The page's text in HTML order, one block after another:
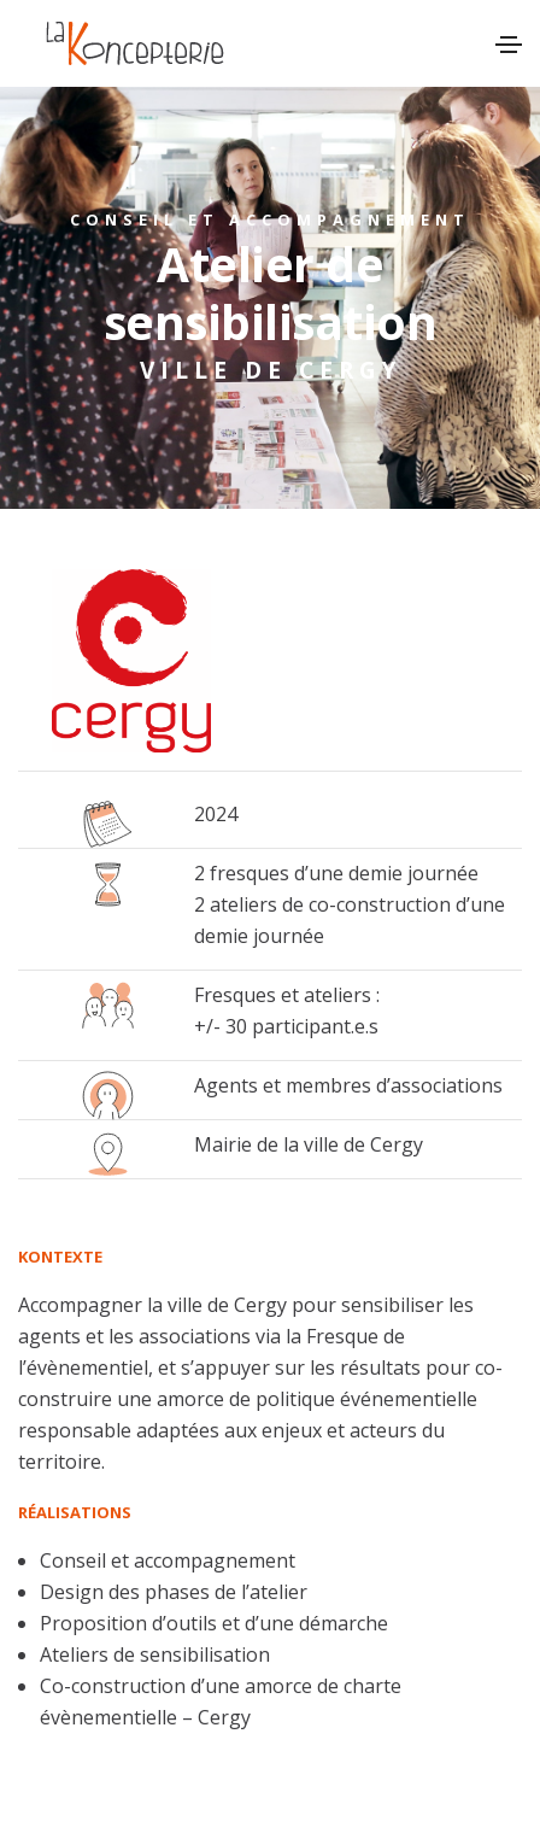
CONSEIL ET ACCOMPAGNEMENT
Atelier de
sensibilisation
VILLE DE CERGY
2024
2 fresques d’une demie journée
2 ateliers de co-construction d’une
demie journée
Fresques et ateliers :
+/- 30 participant.e.s
Agents et membres d’associations
Mairie de la ville de Cergy
KONTEXTE
Accompagner la ville de Cergy pour sensibiliser les
agents et les associations via la Fresque de
l’évènementiel, et s’appuyer sur les résultats pour co-
construire une amorce de politique événementielle
responsable adaptées aux enjeux et acteurs du
territoire.
RÉALISATIONS
Conseil et accompagnement
Design des phases de l’atelier
Proposition d’outils et d’une démarche
Ateliers de sensibilisation
Co-construction d’une amorce de charte
évènementielle – Cergy